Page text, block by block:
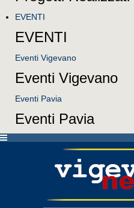
EVENTI
EVENTI
Eventi Vigevano
Eventi Vigevano
Eventi Pavia
Eventi Pavia